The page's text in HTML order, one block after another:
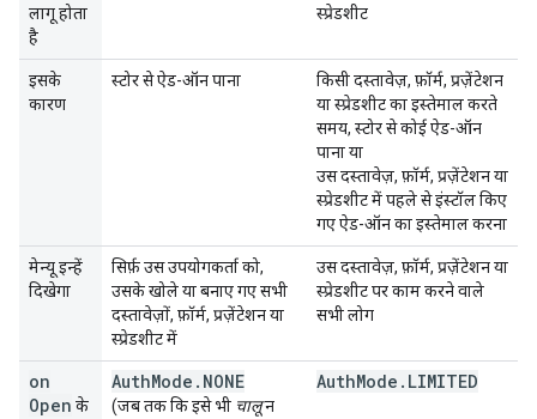
लागू होता
है
स्प्रेडशीट
इसके
कारण
स्टोर से ऐड-ऑन पाना
किसी दस्तावेज़, फ़ॉर्म, प्रज़ेंटेशन
या स्प्रेडशीट का इस्तेमाल करते
समय, स्टोर से कोई ऐड-ऑन
पाना या
उस दस्तावेज़, फ़ॉर्म, प्रज़ेंटेशन या
स्प्रेडशीट में पहले से इंस्टॉल किए
गए ऐड-ऑन का इस्तेमाल करना
मेन्यू इन्हें
दिखेगा
सिर्फ़ उस उपयोगकर्ता को,
उसके खोले या बनाए गए सभी
दस्तावेज़ों, फ़ॉर्म, प्रज़ेंटेशन या
स्प्रेडशीट में
उस दस्तावेज़, फ़ॉर्म, प्रज़ेंटेशन या
स्प्रेडशीट पर काम करने वाले
सभी लोग
on
Open के
AuthMode . NONE
(जब तक कि इसे भी चालून
AuthMode . LIMITED